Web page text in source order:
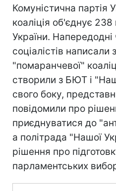
Комуністична партія
коаліція об'єднує
України. Напередодні
соціалістів написали
"помаранчевої"
створили з БЮТ і
свого боку,
повідомили про
приєднуватися до
а політрада "Нашої
рішення про
парламентських